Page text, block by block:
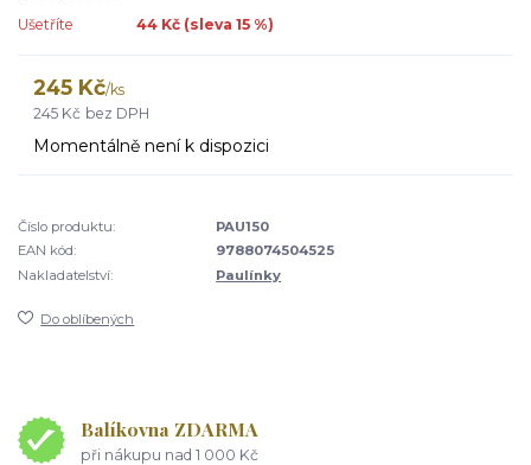
Ušetříte 44 Kč (sleva 15 %)
245 Kč/ks
245 Kč bez DPH
Momentálně není k dispozici
Číslo produktu:
PAU150
EAN kód:
9788074504525
Nakladatelství:
Paulínky
Do oblíbených
Balíkovna ZDARMA
při nákupu nad 1 000 Kč